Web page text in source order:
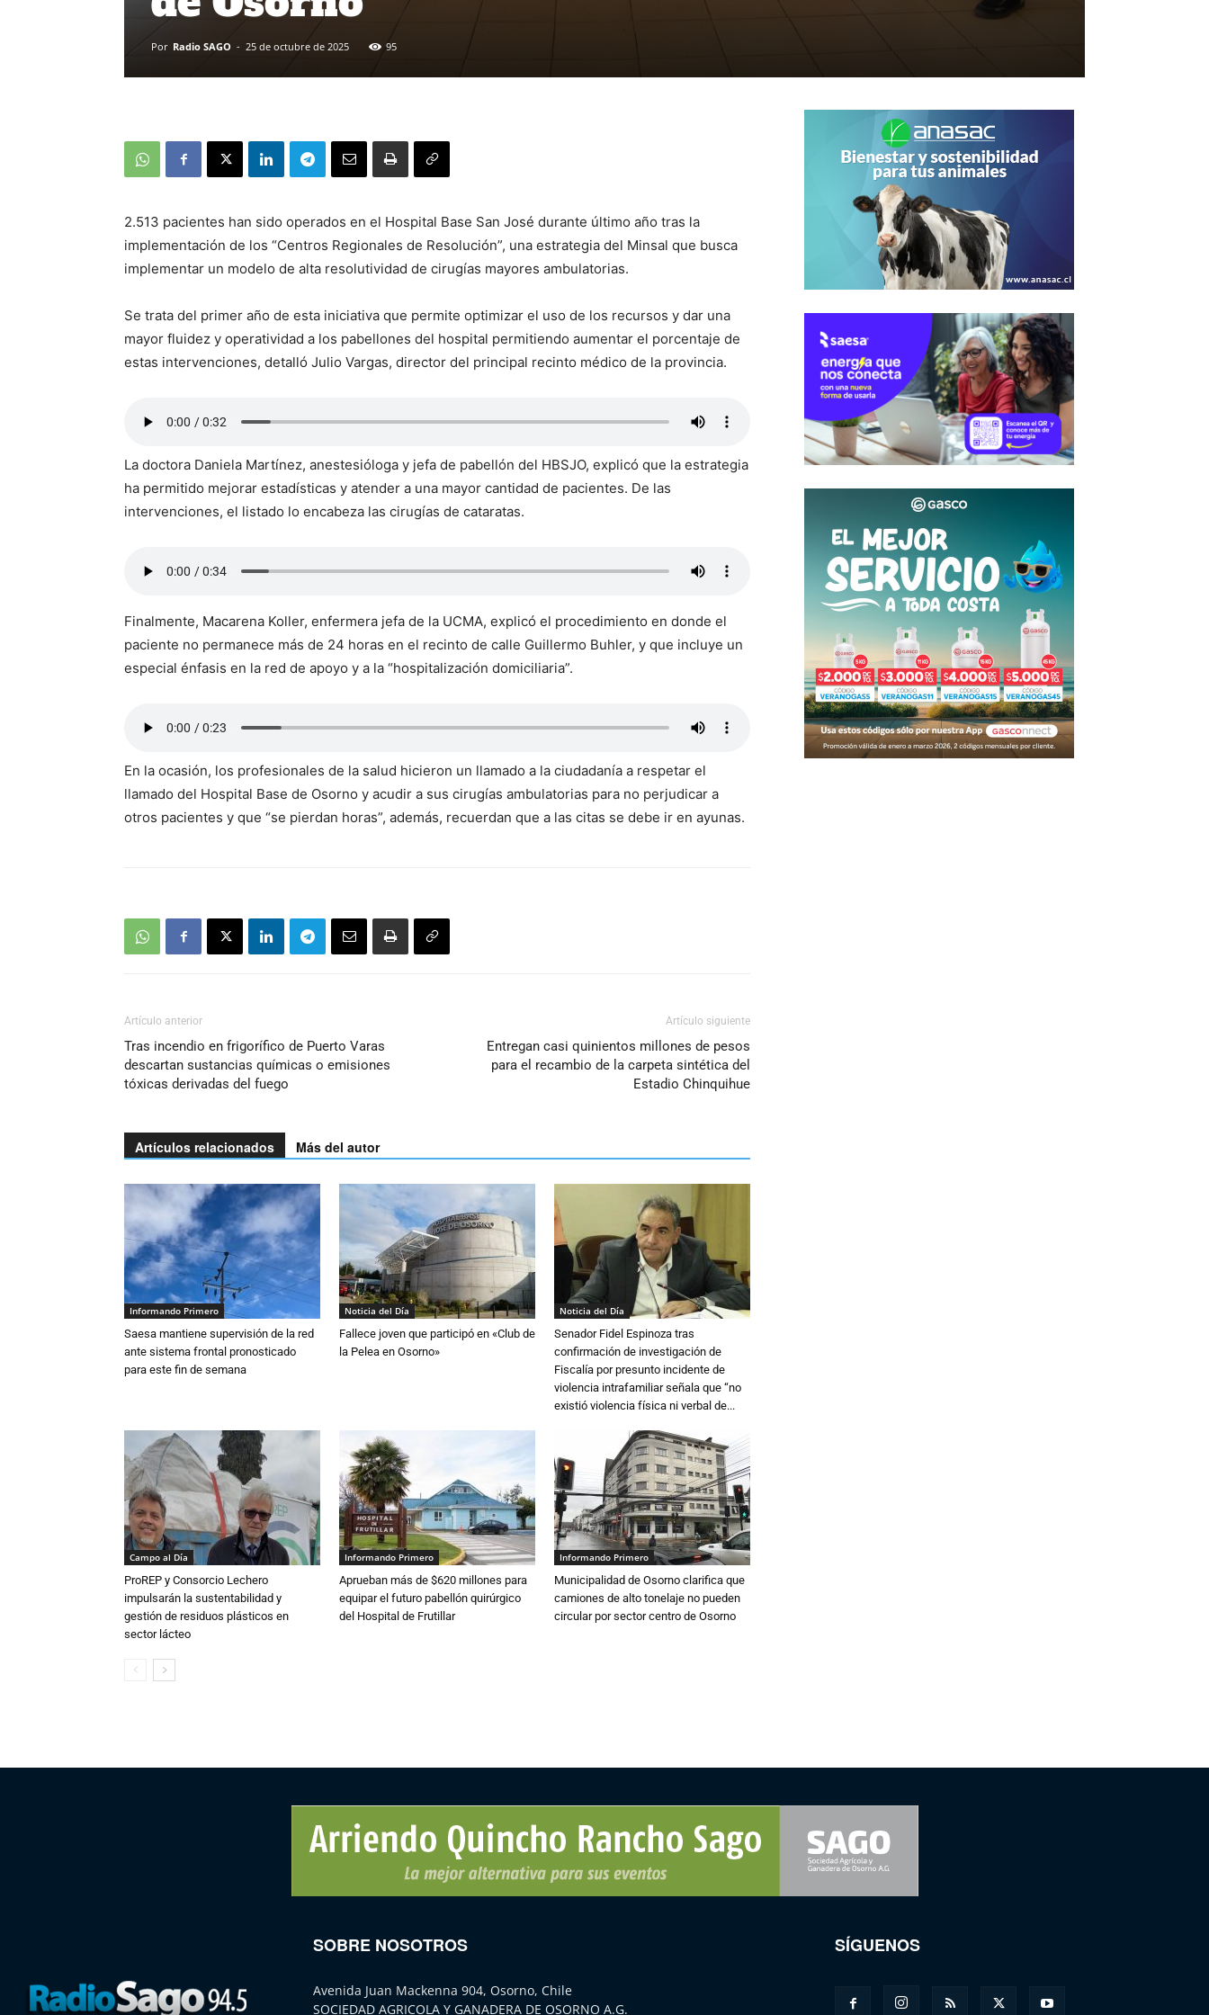
Por Radio SAGO - 25 de octubre de 2025 95
2.513 pacientes han sido operados en el Hospital Base San José durante último año tras la
implementación de los “Centros Regionales de Resolución”, una estrategia del Minsal que busca
implementar un modelo de alta resolutividad de cirugías mayores ambulatorias.
Se trata del primer año de esta iniciativa que permite optimizar el uso de los recursos y dar una
mayor fluidez y operatividad a los pabellones del hospital permitiendo aumentar el porcentaje de
estas intervenciones, detalló Julio Vargas, director del principal recinto médico de la provincia.
La doctora Daniela Martínez, anestesióloga y jefa de pabellón del HBSJO, explicó que la estrategia
ha permitido mejorar estadísticas y atender a una mayor cantidad de pacientes. De las
intervenciones, el listado lo encabeza las cirugías de cataratas.
Finalmente, Macarena Koller, enfermera jefa de la UCMA, explicó el procedimiento en donde el
paciente no permanece más de 24 horas en el recinto de calle Guillermo Buhler, y que incluye un
especial énfasis en la red de apoyo y a la “hospitalización domiciliaria”.
En la ocasión, los profesionales de la salud hicieron un llamado a la ciudadanía a respetar el
llamado del Hospital Base de Osorno y acudir a sus cirugías ambulatorias para no perjudicar a
otros pacientes y que “se pierdan horas”, además, recuerdan que a las citas se debe ir en ayunas.
Artículo anterior
Tras incendio en frigorífico de Puerto Varas
descartan sustancias químicas o emisiones
tóxicas derivadas del fuego
Artículo siguiente
Entregan casi quinientos millones de pesos
para el recambio de la carpeta sintética del
Estadio Chinquihue
Artículos relacionados Más del autor
Informando Primero
Saesa mantiene supervisión de la red
ante sistema frontal pronosticado
para este fin de semana
Noticia del Día
Fallece joven que participó en «Club de
la Pelea en Osorno»
Noticia del Día
Senador Fidel Espinoza tras
confirmación de investigación de
Fiscalía por presunto incidente de
violencia intrafamiliar señala que “no
existió violencia física ni verbal de...
Campo al Día
ProREP y Consorcio Lechero
impulsarán la sustentabilidad y
gestión de residuos plásticos en
sector lácteo
Informando Primero
Aprueban más de $620 millones para
equipar el futuro pabellón quirúrgico
del Hospital de Frutillar
Informando Primero
Municipalidad de Osorno clarifica que
camiones de alto tonelaje no pueden
circular por sector centro de Osorno
SOBRE NOSOTROS
Avenida Juan Mackenna 904, Osorno, Chile
SOCIEDAD AGRICOLA Y GANADERA DE OSORNO A.G.
SÍGUENOS